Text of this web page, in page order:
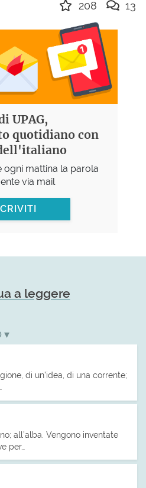
208 13
UPAG,
quotidiano con
ogni mattina la parola
via mail
a leggere
▾
di un’idea, di una corrente;
all’alba. Vengono inventate
per…